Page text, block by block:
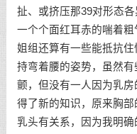
扯、或挤压那39对形态
一个个面红耳赤的喘着
姐组还算有一些能抵抗
持弯着腰的姿势，虽然
颤，但没有一人因为乳
得了新的知识，原来胸
乳头有关系，因为我明确